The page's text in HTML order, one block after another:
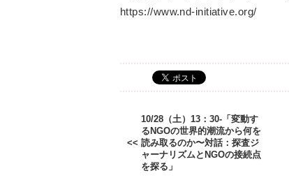
https://www.nd-initiative.org/
10/28（土）13：30-「変動す
るNGOの世界的潮流から何を
読み取るのか〜対話：探査ジ
ャーナリズムとNGOの接続点
を探る」